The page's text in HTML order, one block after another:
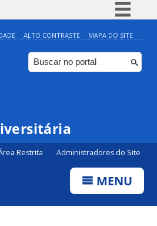
Simplifique!
Comunica BR
Participe
Canais
ALTO CONTRASTE MAPA DO SITE
Restrita Administradores do Site
MENU